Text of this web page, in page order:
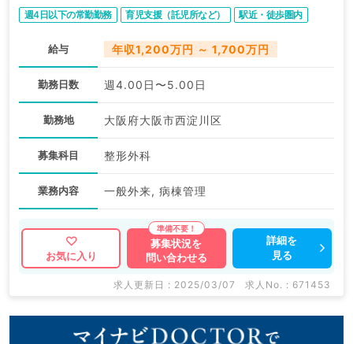
週4日以下の常勤勤務 育児支援（託児所など） 駅近・徒歩圏内
給与 年収1,200万円 ～ 1,700万円
勤務日数 週4.00日〜5.00日
勤務地 大阪府大阪市西淀川区
募集科目 整形外科
業務内容 一般外来, 病棟管理
お気に入り
募集状況を
問い合わせる
詳細を
見る
求人更新日 : 2025/03/07 求人No. : 671453